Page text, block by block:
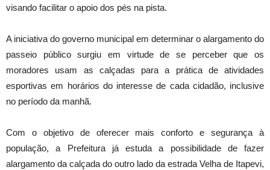
visando facilitar o apoio dos pés na pista.
A iniciativa do governo municipal em determinar o alargamento do
passeio público surgiu em virtude de se perceber que os
moradores usam as calçadas para a prática de atividades
esportivas em horários do interesse de cada cidadão, inclusive
no período da manhã.
Com o objetivo de oferecer mais conforto e segurança à
população, a Prefeitura já estuda a possibilidade de fazer
alargamento da calçada do outro lado da estrada Velha de Itapevi,